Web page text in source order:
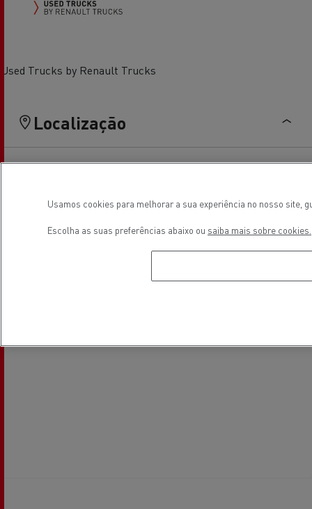
Used Trucks by Renault Trucks
Localização
Usamos cookies para melhorar a sua experiência no nosso site,
Escolha as suas preferências abaixo ou saiba mais sobre cookies.